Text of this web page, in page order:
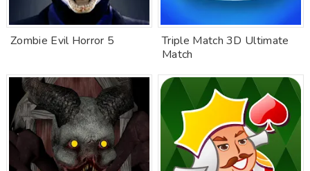
Zombie Evil Horror 5
Triple Match 3D Ultimate
Match